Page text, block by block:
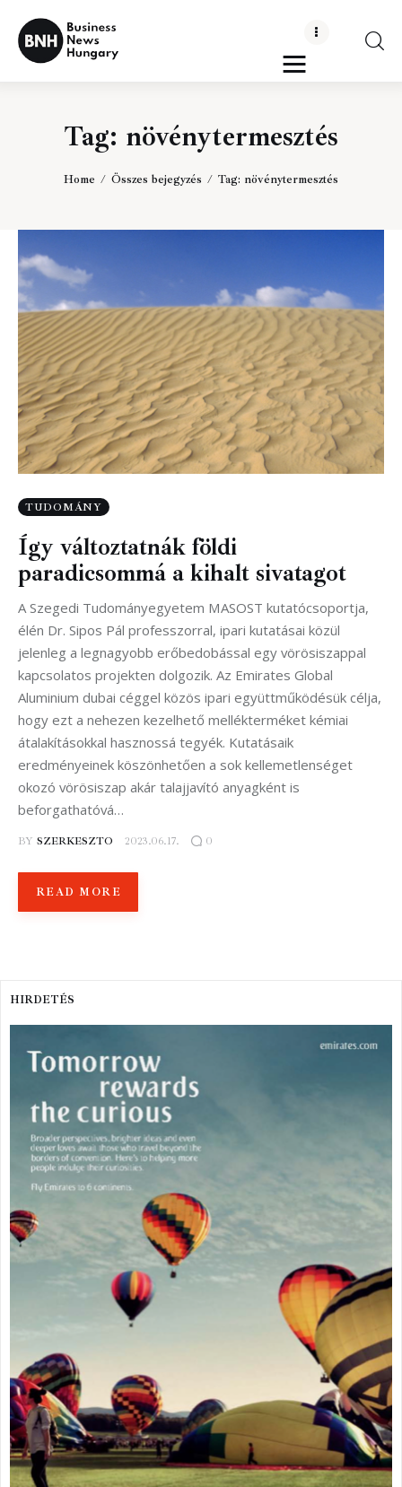
Tag: növénytermesztés
Home Összes bejegyzés Tag: növénytermesztés
Business News Hungary
the Kick-ass Multipurpose WordPress Theme
Politika
Gazdaság
Napi hírek
Energetika
TUDOMÁNY
Így változtatnák földi
paradicsommá a kihalt sivatagot
A Szegedi Tudományegyetem MASOST kutatócsoportja,
élén Dr. Sipos Pál professzorral, ipari kutatásai közül
jelenleg a legnagyobb erőbedobással egy vörösiszappal
kapcsolatos projekten dolgozik. Az Emirates Global
Aluminium dubai céggel közös ipari együttműködésük célja,
hogy ezt a nehezen kezelhető mellékterméket kémiai
átalakításokkal hasznossá tegyék. Kutatásaik
eredményeinek köszönhetően a sok kellemetlenséget
okozó vörösiszap akár talajjavító anyagként is
beforgathatóvá…
BY SZERKESZTO 2023.06.17. 0
READ MORE
HIRDETÉS